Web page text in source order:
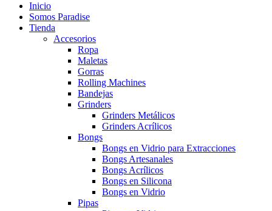
Inicio
Somos Paradise
Tienda
Accesorios
Ropa
Maletas
Gorras
Rolling Machines
Bandejas
Grinders
Grinders Metálicos
Grinders Acrílicos
Bongs
Bongs en Vidrio para Extracciones
Bongs Artesanales
Bongs Acrílicos
Bongs en Silicona
Bongs en Vidrio
Pipas